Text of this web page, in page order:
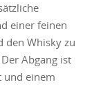
einer feinen
den Whisky zu
Abgang ist
und einem